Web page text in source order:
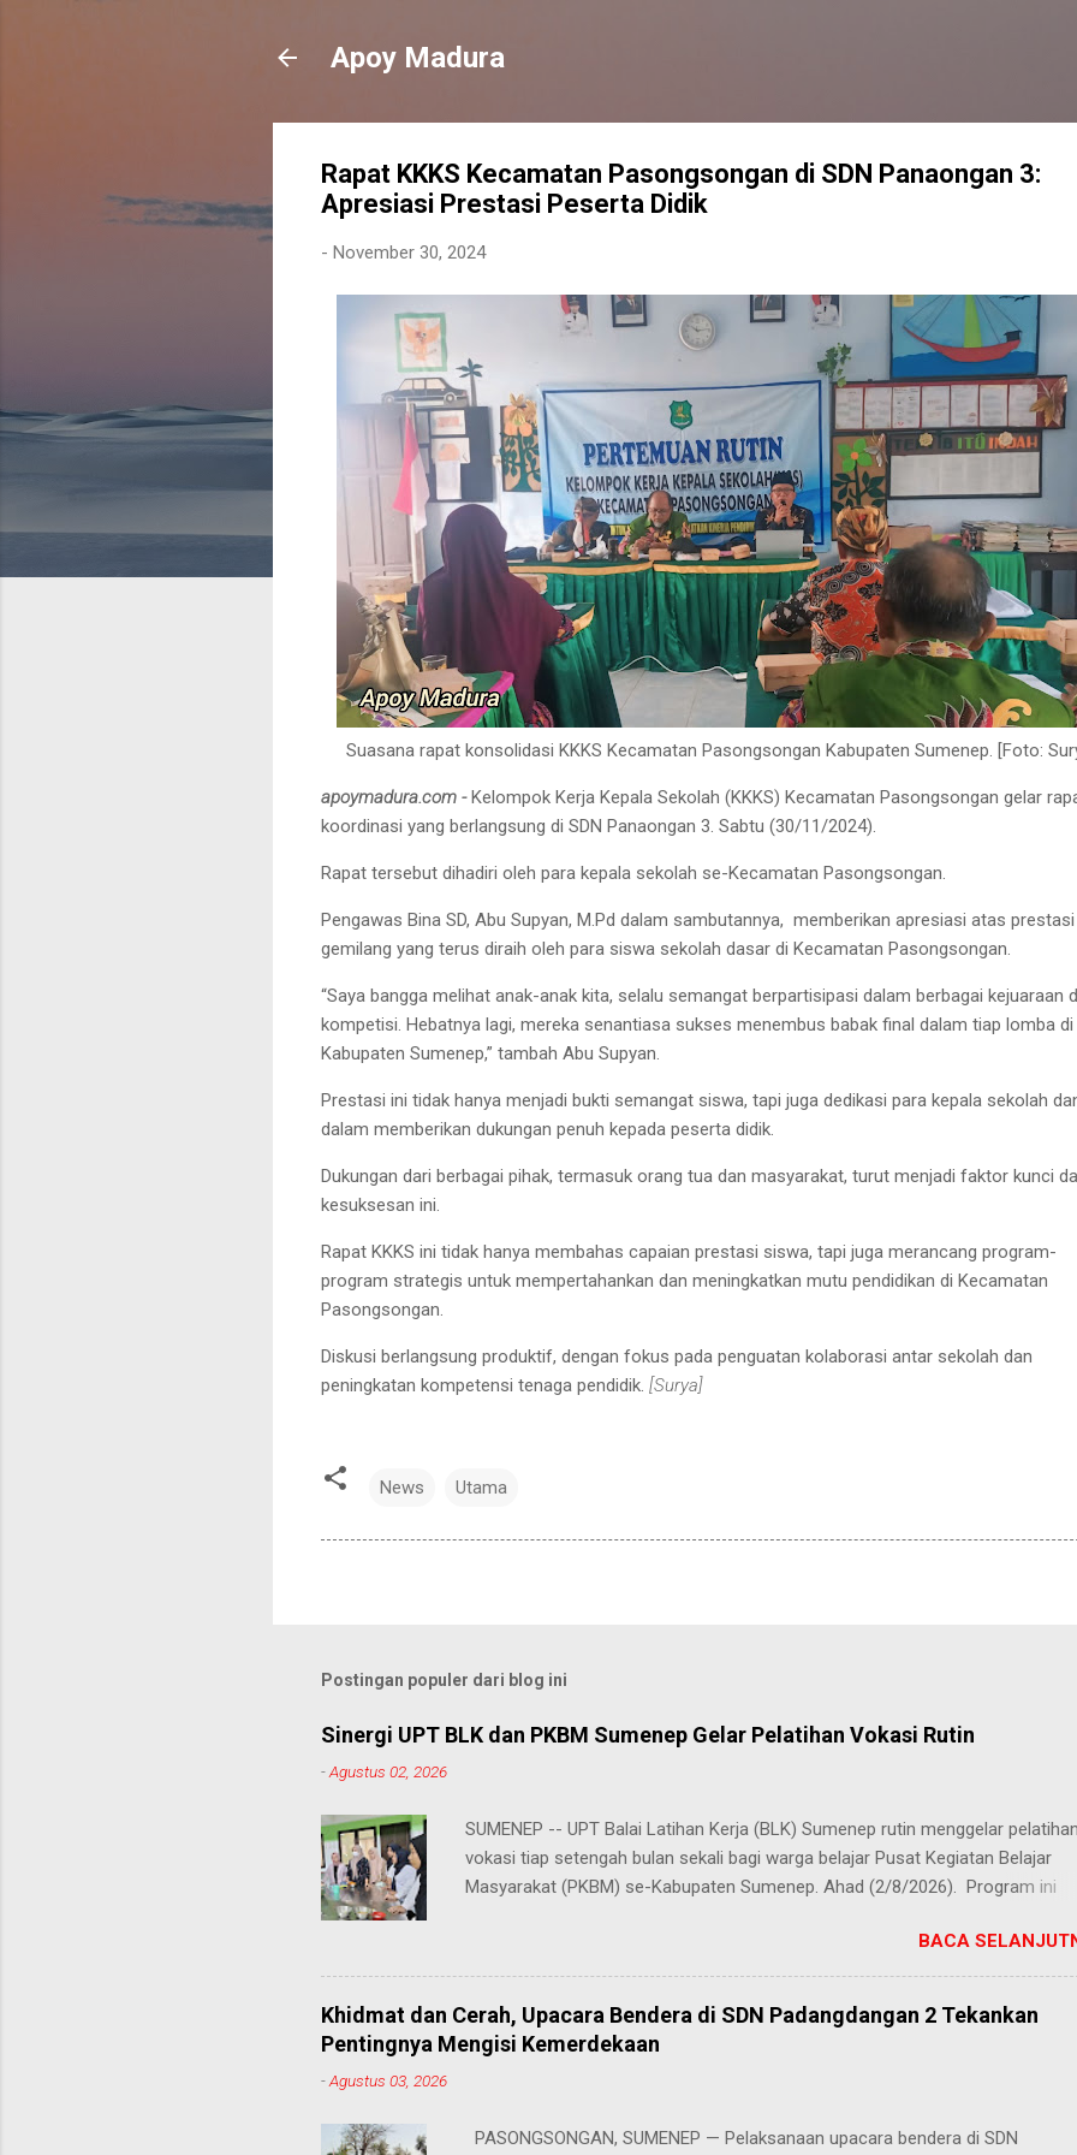
Apoy Madura
Rapat KKKS Kecamatan Pasongsongan di SDN Panaongan 3:
Apresiasi Prestasi Peserta Didik
- November 30, 2024
Suasana rapat konsolidasi KKKS Kecamatan Pasongsongan Kabupaten Sumenep. [Foto:
apoymadura.com -Kelompok Kerja Kepala Sekolah (KKKS) Kecamatan Pasongsongan gelar
koordinasi yang berlangsung di SDN Panaongan 3. Sabtu (30/11/2024).
Rapat tersebut dihadiri oleh para kepala sekolah se-Kecamatan Pasongsongan.
Pengawas Bina SD, Abu Supyan, M.Pd dalam sambutannya, memberikan apresiasi atas prestasi
gemilang yang terus diraih oleh para siswa sekolah dasar di Kecamatan Pasongsongan.
“Saya bangga melihat anak-anak kita, selalu semangat berpartisipasi dalam berbagai kejuaraan
kompetisi. Hebatnya lagi, mereka senantiasa sukses menembus babak final dalam tiap lomba di
Kabupaten Sumenep,” tambah Abu Supyan.
Prestasi ini tidak hanya menjadi bukti semangat siswa, tapi juga dedikasi para kepala sekolah
dalam memberikan dukungan penuh kepada peserta didik.
Dukungan dari berbagai pihak, termasuk orang tua dan masyarakat, turut menjadi faktor kunci
kesuksesan ini.
Rapat KKKS ini tidak hanya membahas capaian prestasi siswa, tapi juga merancang program-
program strategis untuk mempertahankan dan meningkatkan mutu pendidikan di Kecamatan
Pasongsongan.
Diskusi berlangsung produktif, dengan fokus pada penguatan kolaborasi antar sekolah dan
peningkatan kompetensi tenaga pendidik. [Surya]
News Utama
Postingan populer dari blog ini
Sinergi UPT BLK dan PKBM Sumenep Gelar Pelatihan Vokasi Rutin
-Agustus 02, 2026
SUMENEP -- UPT Balai Latihan Kerja (BLK) Sumenep rutin menggelar pelatihan
vokasi tiap setengah bulan sekali bagi warga belajar Pusat Kegiatan Belajar
Masyarakat (PKBM) se-Kabupaten Sumenep. Ahad (2/8/2026). Program ini
hingga kejuruan lainnya yang bebas dipilih peserta sesuai bakat dan minat
masing. Kehadiran program ini disambut hangat para peserta. Salah satunya
Juhairiyah, peserta dari PKBM Al Khairot, Desa Bragung, Kecamatan Guluk-
"Saya sangat senang bisa mengikuti pelatihan ini. Selain menambah wawasan
keterampilan baru, saya juga bisa berkenalan dan berkolaborasi dengan teman-
Syamsul, S.H., S.Pd., M.Pd., yang mengapresiasi keikutsertaan anak didiknya.
BACA
Khidmat dan Cerah, Upacara Bendera di SDN Padangdangan 2 Tekankan
Pentingnya Mengisi Kemerdekaan
-Agustus 03, 2026
PASONGSONGAN, SUMENEP — Pelaksanaan upacara bendera di SDN